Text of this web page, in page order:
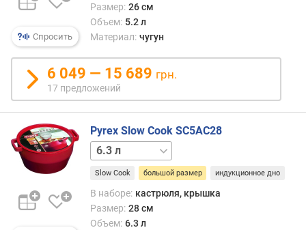
Спросить
Размер: 26 см
Объем: 5.2 л
Материал: чугун
6 049 — 15 689 грн.
17 предложений
Pyrex Slow Cook SC5AC28
2.5 л 3.6 л
Slow Cook большой размер индукционное дно
В наборе: кастрюля, крышка
Размер: 28 см
Объем: 6.3 л